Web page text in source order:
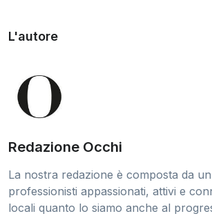
L'autore
Redazione Occhi
La nostra redazione è composta da
professionisti appassionati, attivi e
locali quanto lo siamo anche al